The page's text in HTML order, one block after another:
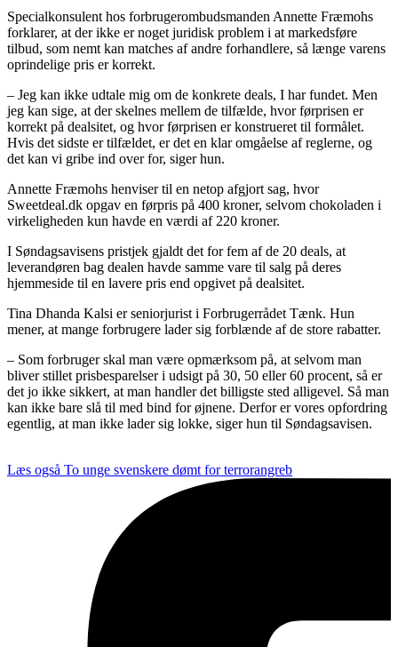
Specialkonsulent hos forbrugerombudsmanden Annette Fræmohs
forklarer, at der ikke er noget juridisk problem i at markedsføre
tilbud, som nemt kan matches af andre forhandlere, så længe varens
oprindelige pris er korrekt.
– Jeg kan ikke udtale mig om de konkrete deals, I har fundet. Men
jeg kan sige, at der skelnes mellem de tilfælde, hvor førprisen er
korrekt på dealsitet, og hvor førprisen er konstrueret til formålet.
Hvis det sidste er tilfældet, er det en klar omgåelse af reglerne, og
det kan vi gribe ind over for, siger hun.
Annette Fræmohs henviser til en netop afgjort sag, hvor
Sweetdeal.dk opgav en førpris på 400 kroner, selvom chokoladen i
virkeligheden kun havde en værdi af 220 kroner.
I Søndagsavisens pristjek gjaldt det for fem af de 20 deals, at
leverandøren bag dealen havde samme vare til salg på deres
hjemmeside til en lavere pris end opgivet på dealsitet.
Tina Dhanda Kalsi er seniorjurist i Forbrugerrådet Tænk. Hun
mener, at mange forbrugere lader sig forblænde af de store rabatter.
– Som forbruger skal man være opmærksom på, at selvom man
bliver stillet prisbesparelser i udsigt på 30, 50 eller 60 procent, så er
det jo ikke sikkert, at man handler det billigste sted alligevel. Så man
kan ikke bare slå til med bind for øjnene. Derfor er vores opfordring
egentlig, at man ikke lader sig lokke, siger hun til Søndagsavisen.
Læs også To unge svenskere dømt for terrorangreb